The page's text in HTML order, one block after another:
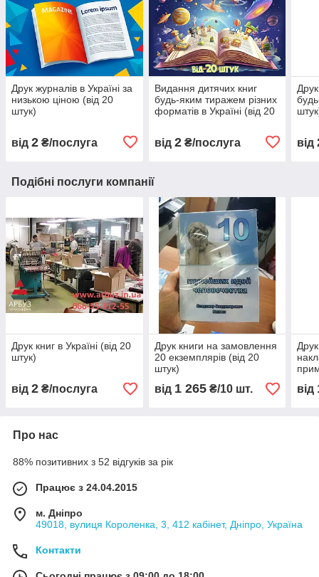
Друк журналів в Україні за
низькою ціною (від 20
штук)
від 2 ₴/послуга
Видання дитячих книг
будь-яким тиражем різних
форматів в Україні (від 20
від 2₴/послуга від
Подібні послуги компанії
Друк книг в Україні (від 20
штук)
від 2 ₴/послуга
Друк книги на замовлення
20 екземплярів (від 20
штук)
від 1 265₴/10 шт. від
Про нас
88% позитивних з 52 відгуків за рік
Працює з 24.04.2015
м. Дніпро
49018, вулиця Короленка, 3, 412 кабінет, Дніпро, Україна
Контакти